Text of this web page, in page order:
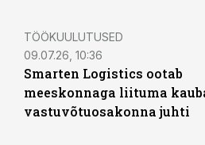
ST
TÖÖKUULUTUSED
09.07.26, 10:36
Smarten Logistics ootab
meeskonnaga liituma
vastuvõtuosakonna juhti